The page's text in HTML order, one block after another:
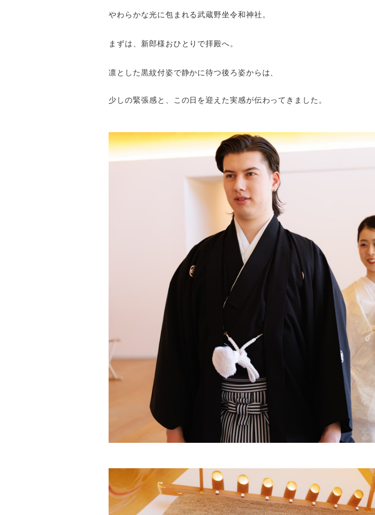
やわらかな光に包まれる武蔵野坐令和神社。
まずは、新郎様おひとりで拝殿へ。
凛とした黒紋付姿で静かに待つ後ろ姿からは、
少しの緊張感と、この日を迎えた実感が伝わってきました。